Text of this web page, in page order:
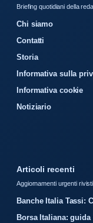
Briefing quotidiani della
Chi siamo
Contatti
Storia
Informativa sulla
Informativa cookie
Notiziario
Articoli recenti
Aggiornamenti urgenti
Banche Italia Tassi:
Borsa Italiana: